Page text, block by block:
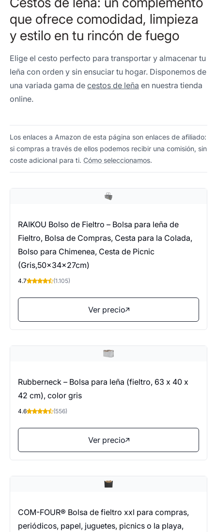
que ofrece comodidad, limpieza
y estilo en tu rincón de fuego
Elige el cesto perfecto para transportar y almacenar tu
leña con orden y sin ensuciar tu hogar. Disponemos de
una variada gama de cestos de leña en nuestra tienda
online.
Los enlaces a Amazon de esta página son enlaces de afiliado:
si compras a través de ellos podemos recibir una comisión, sin
coste adicional para ti. Cómo seleccionamos.
RAIKOU Bolso de Fieltro – Bolsa para leña de
Fieltro, Bolsa de Compras, Cesta para la Colada,
Bolso para Chimenea, Cesta de Picnic
(Gris,50x34x27cm)
4.7 (1.105)
Ver precio
Rubberneck – Bolsa para leña (fieltro, 63 x 40 x
42 cm), color gris
4.6 (556)
Ver precio
COM-FOUR® Bolsa de fieltro xxl para compras,
periódicos, papel, juguetes, picnics o la playa,